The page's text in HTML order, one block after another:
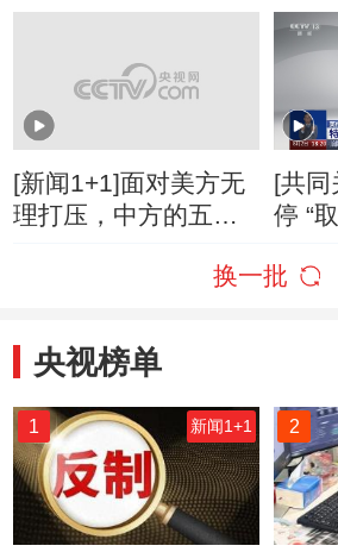
牌”的真面目
[新闻1+1]面对美方无
理打压，中方的五项
[共同
停 “
取消
换一批
央视榜单
1 新闻1+1 2